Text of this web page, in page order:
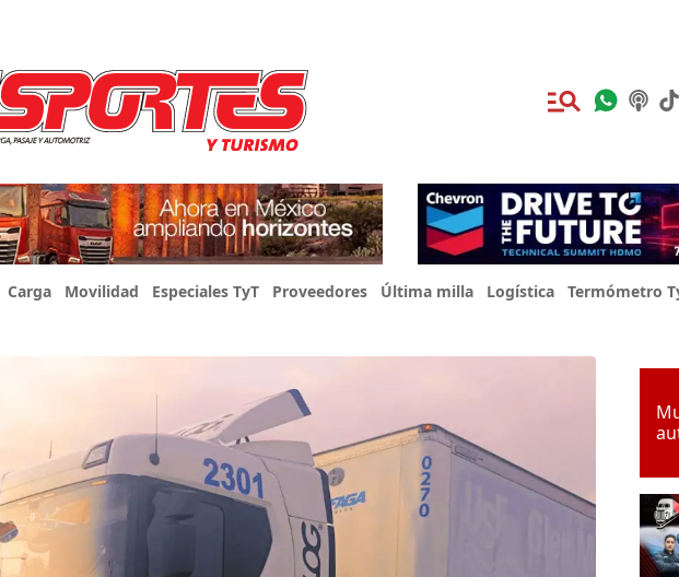
Carga Movilidad Especiales TyT Proveedores Última milla Logística Termómetro